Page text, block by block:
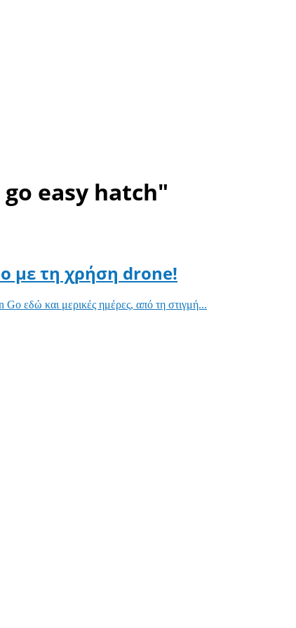
easy hatch"
με τη χρήση drone!
Go εδώ και μερικές ημέρες, από τη στιγμή...